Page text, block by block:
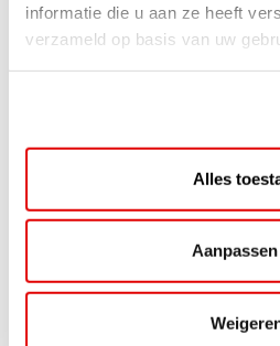
informatie die u aan ze heeft
verzameld op basis van uw
Alles
Aanpassen
Lees verder